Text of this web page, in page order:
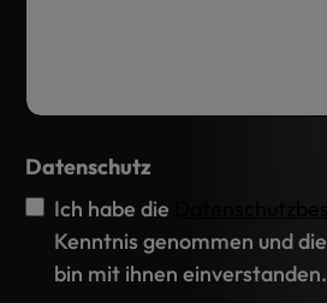
Datenschutz
Ich habe die
Kenntnis genommen und die
bin mit ihnen einverstanden.